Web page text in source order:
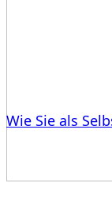
Wie Sie als